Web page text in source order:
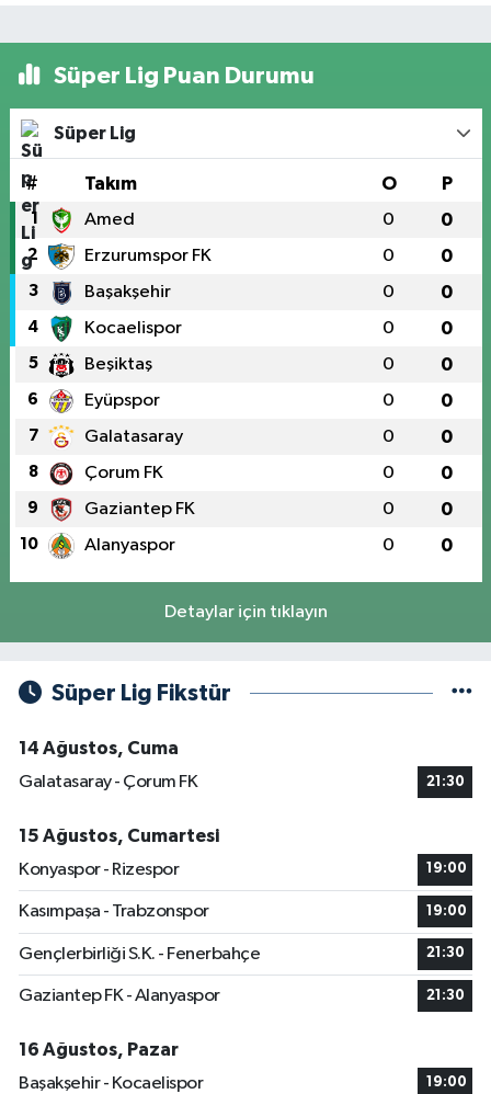
Süper Lig Puan Durumu
Süper Lig
# Takım O P
1 Amed 0 0
2 Erzurumspor FK 0 0
3 Başakşehir 0 0
4 Kocaelispor 0 0
5 Beşiktaş 0 0
6 Eyüpspor 0 0
7 Galatasaray 0 0
8 Çorum FK 0 0
9 Gaziantep FK 0 0
10 Alanyaspor 0 0
Detaylar için tıklayın
Süper Lig Fikstür
14 Ağustos, Cuma
Galatasaray - Çorum FK
21:30
15 Ağustos, Cumartesi
Konyaspor - Rizespor
19:00
Kasımpaşa - Trabzonspor 19:00
Gençlerbirliği S.K. - Fenerbahçe 21:30
Gaziantep FK - Alanyaspor 21:30
16 Ağustos, Pazar
Başakşehir - Kocaelispor
19:00